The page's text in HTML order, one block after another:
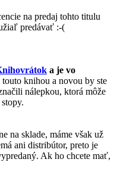
na predaj tohto titulu
predávať :-(
a je vo
knihou a novou by ste
nálepkou, ktorá môže
na sklade, máme však už
ani distribútor, preto je
Ak ho chcete mať,